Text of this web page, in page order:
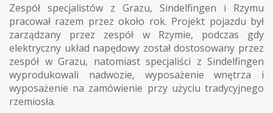
Zespół specjalistów z Grazu, Sindelfingen i Rzymu
pracował razem przez około rok. Projekt pojazdu był
zarządzany przez zespół w Rzymie, podczas gdy
elektryczny układ napędowy został dostosowany przez
zespół w Grazu, natomiast specjaliści z Sindelfingen
wyprodukowali nadwozie, wyposażenie wnętrza i
wyposażenie na zamówienie przy użyciu tradycyjnego
rzemiosła.